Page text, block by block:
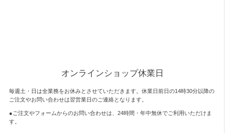
オンラインショップ休業日
毎週土・日は全業務をお休みとさせていただきます。休業日前日の14時30分以降の
ご注文やお問い合わせは翌営業日のご連絡となります。
●ご注文やフォームからのお問い合わせは、 24時間・年中無休でご利用いただけま
す。